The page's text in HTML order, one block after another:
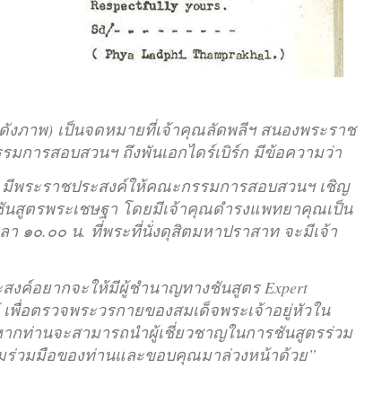
งภาพ) เป็นจดหมายที่เจ้าคุณลัดพลีฯ สนองพระราช
การสอบสวนฯ ถึงพันเอกไดร์เบิร์ก มีข้อความว่า
พระราชประสงค์ให้คณะกรรมการสอบสวนฯ เชิญ
สูตรพระเชษฐา โดยมีเจ้าคุณดำรงแพทยาคุณเป็น
๑๐.๐๐ น. ที่พระที่นั่งดุสิตมหาปราสาท จะมีเจ้า
งค์อยากจะให้มีผู้ชำนาญทางชันสูตร Expert
พื่อตรวจพระวรกายของสมเด็จพระเจ้าอยู่หัวใน
กท่านจะสามารถนำผู้เชี่ยวชาญในการชันสูตรร่วม
ร่วมมือของท่านและขอบคุณมาล่วงหน้าด้วย”